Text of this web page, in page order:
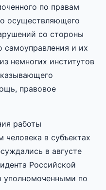
по правам
осуществляющего
со стороны
самоуправления и их
немногих институтов
правовое
работы
в субъектах
в августе
Российской
уполномоченными по